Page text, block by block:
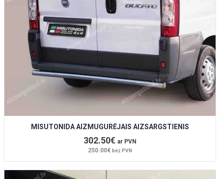
MISUTONIDA AIZMUGURĒJAIS AIZSARGSTIENIS
302.50€ ar PVN
250.00€ bez PVN